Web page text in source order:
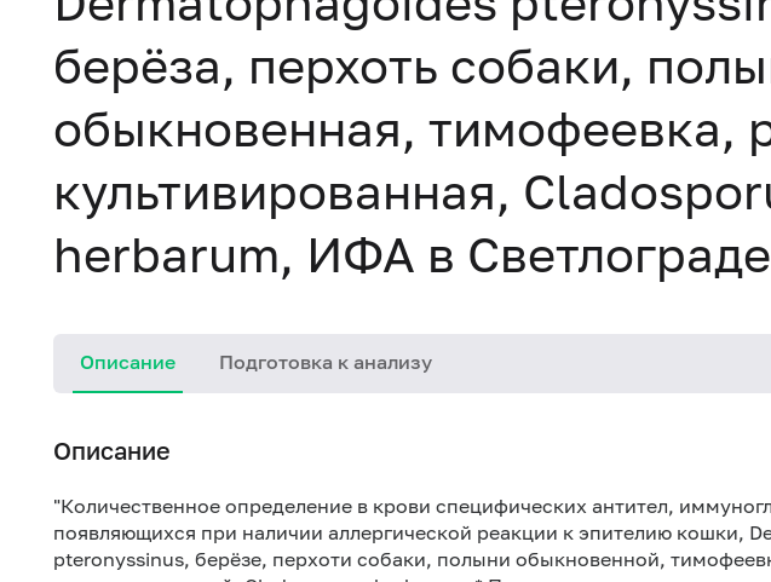
берёза, перхоть собаки,
обыкновенная, тимофеевка,
культивированная,
herbarum, ИФА в Светлограде
Описание Подготовка к анализу
Описание
"Количественное определение в крови специфических антител,
появляющихся при наличии аллергической реакции к эпителию кошки,
pteronyssinus, берёзе, перхоти собаки, полыни обыкновенной,